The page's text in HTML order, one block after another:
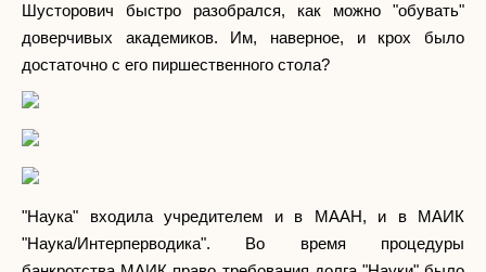
Шусторович быстро разобрался, как можно "обувать"
доверчивых академиков. Им, наверное, и крох было
достаточно с его пиршественного стола?
"Наука" входила учредителем и в МААН, и в МАИК
"Наука/Интерперводика". Во время процедуры